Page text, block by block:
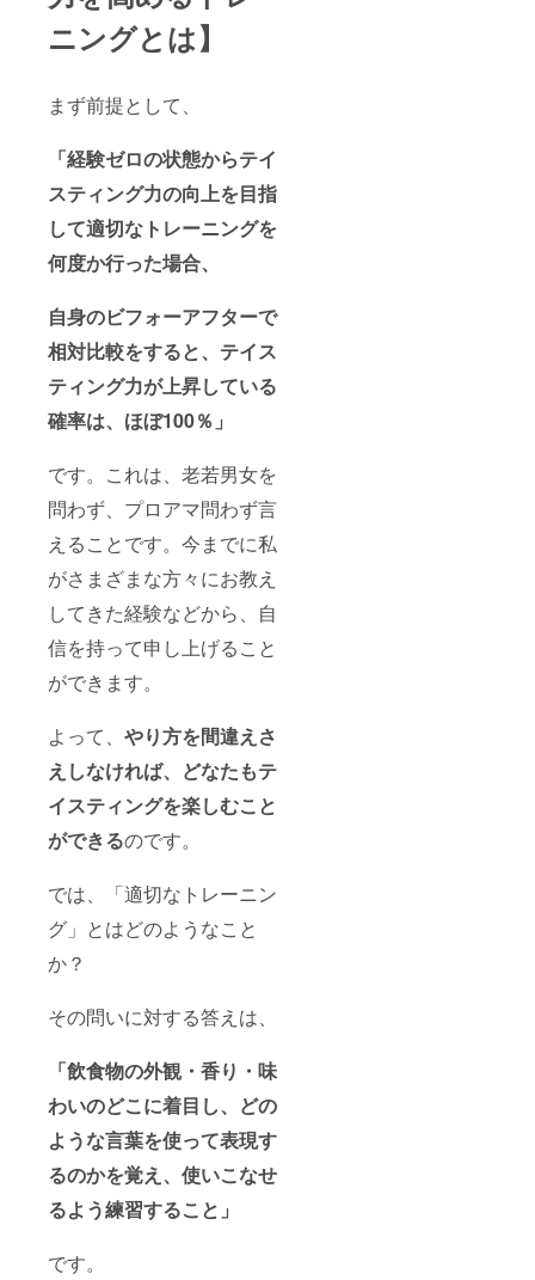
ニングとは】
まず前提として、
「経験ゼロの状態からテイ
スティング力の向上を目指
して適切なトレーニングを
何度か行った場合、
自身のビフォーアフターで
相対比較をすると、テイス
ティング力が上昇している
確率は、ほぼ100％」
です。これは、老若男女を
問わず、プロアマ問わず言
えることです。今までに私
がさまざまな方々にお教え
してきた経験などから、自
信を持って申し上げること
ができます。
よって、 やり方を間違えさ
えしなければ、どなたもテ
イスティングを楽しむこと
ができるのです。
では、「適切なトレーニン
グ」とはどのようなこと
か？
その問いに対する答えは、
「飲食物の外観・香り・味
わいのどこに着目し、どの
ような言葉を使って表現す
るのかを覚え、使いこなせ
るよう練習すること」
です。